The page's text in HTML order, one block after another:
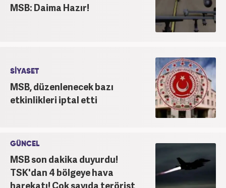
MSB: Daima Hazır!
SİYASET
MSB, düzenlenecek bazı
etkinlikleri iptal etti
GÜNCEL
MSB son dakika duyurdu!
TSK'dan 4 bölgeye hava
harekatı! Çok sayıda terörist